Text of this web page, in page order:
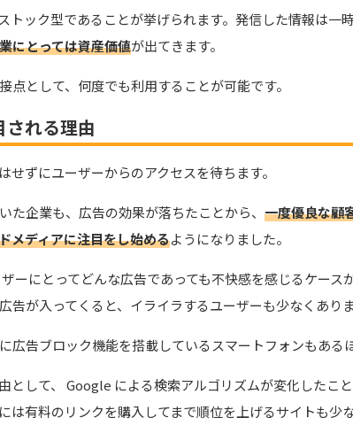
トック型であることが挙げられます。発信した情報は一
にとっては資産価値が出てきます。
として、何度でも利用することが可能です。
される理由
ずにユーザーからのアクセスを待ちます。
企業も、広告の効果が落ちたことから、 一度優良な顧
メディアに注目をし始めるようになりました。
ーにとってどんな広告であっても不快感を感じるケース
告が入ってくると、イライラするユーザーも少なくありま
広告ブロック機能を搭載しているスマートフォンもある
として、 Google による検索アルゴリズムが変化したこ
は有料のリンクを購入してまで順位を上げるサイトも少